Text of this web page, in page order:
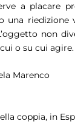
a placare
una
non
o su cui agire.
Marenco
coppia, in